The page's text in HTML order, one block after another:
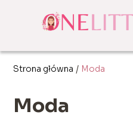
Strona główna / Moda
Moda